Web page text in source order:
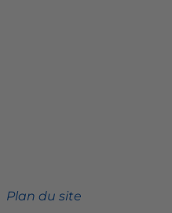
Plan du site